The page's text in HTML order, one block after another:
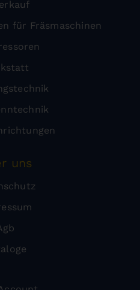
für Fräsmaschinen
uns